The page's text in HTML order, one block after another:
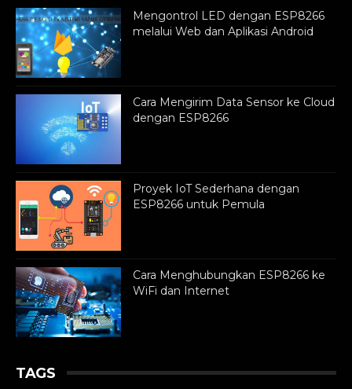
Mengontrol LED dengan ESP8266
melalui Web dan Aplikasi Android
Cara Mengirim Data Sensor ke Cloud
dengan ESP8266
Proyek IoT Sederhana dengan
ESP8266 untuk Pemula
Cara Menghubungkan ESP8266 ke
WiFi dan Internet
TAGS